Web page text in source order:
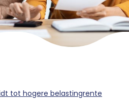
tot hogere belastingrente